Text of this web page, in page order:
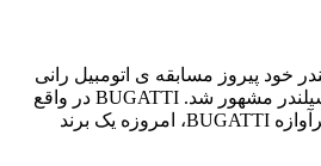
میلان ایتالیاست. وی که در طراحی اتومبیل استعداد خارق العاده ای داشت در سن 18 سالگی با اتومبیل 2 سیلندر خود پیروز مسابقه ی اتومبیل رانی
BUGATTI در واقع
BUGATTI، امروزه یک برند